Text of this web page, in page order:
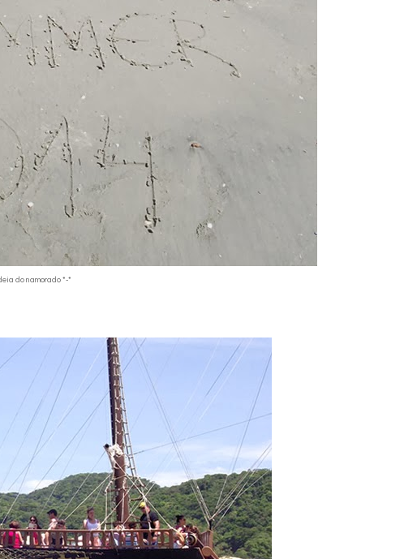
do namorado *-*